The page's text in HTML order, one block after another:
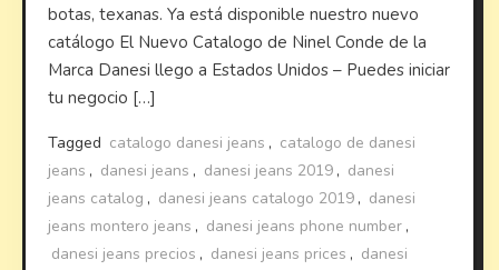
botas, texanas. Ya está disponible nuestro nuevo
catálogo El Nuevo Catalogo de Ninel Conde de la
Marca Danesi llego a Estados Unidos – Puedes iniciar
tu negocio […]
Tagged catalogo danesi jeans , catalogo de danesi
jeans , danesi jeans , danesi jeans 2019 , danesi
jeans catalog , danesi jeans catalogo 2019 , danesi
jeans montero jeans , danesi jeans phone number ,
danesi jeans precios , danesi jeans prices , danesi